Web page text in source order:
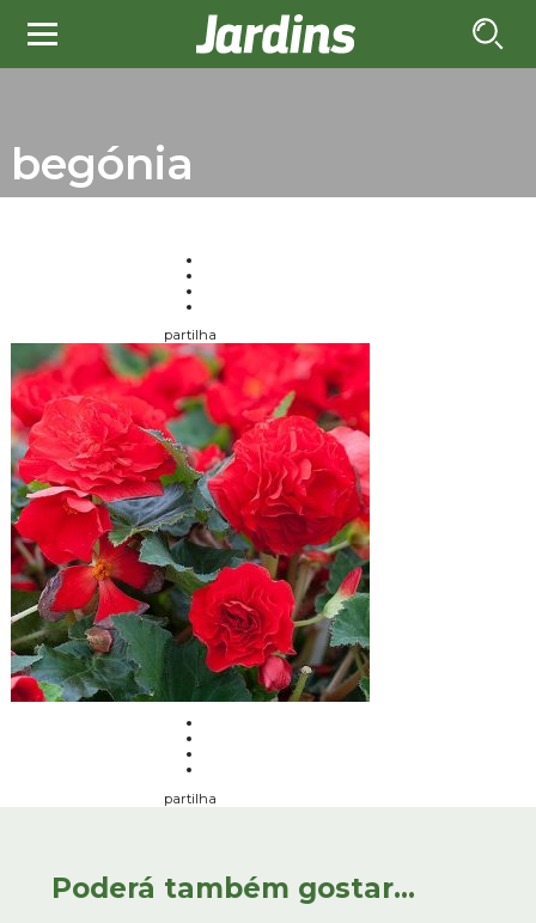
begónia
partilha
partilha
Poderá também gostar...